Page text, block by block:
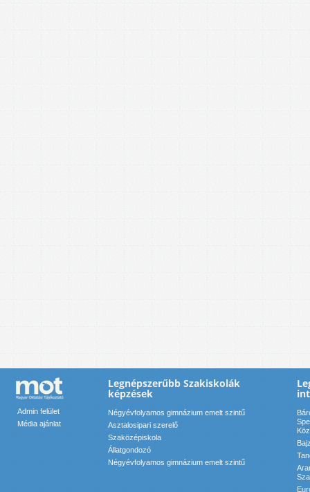
Admin felület
Média ajánlat
Legnépszerűbb Szakiskolák
képzések
Négyévfolyamos gimnázium emelt szintű
Asztalosipari szerelő
Szaközépiskola
Állatgondozó
Négyévfolyamos gimnázium emelt szintű